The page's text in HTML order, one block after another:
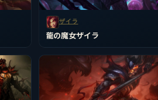
ザイラ
龍の魔女ザイラ